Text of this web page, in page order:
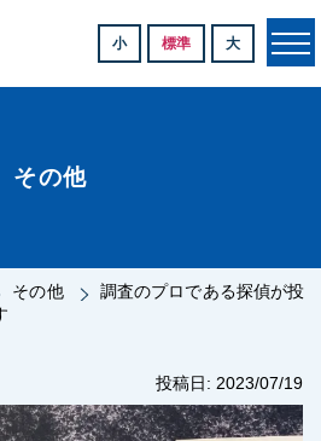
小 標準 大
その他
その他
調査のプロである探偵が投
投稿日: 2023/07/19